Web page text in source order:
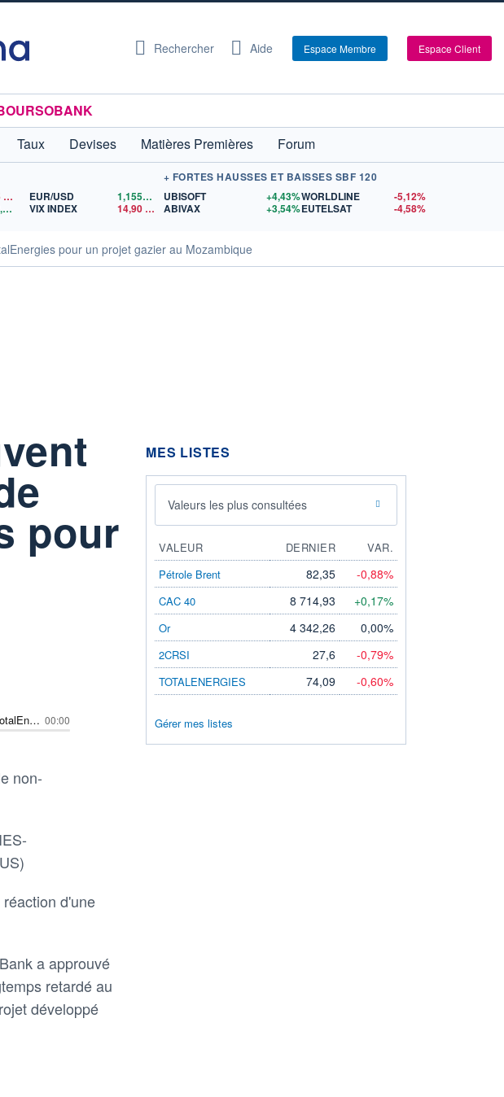
Rechercher Aide Espace Membre Espace Client
Taux Devises Matières Premières
Forum
$US
4 342,26 $US
EUR/USD 1,1559$US
VIX INDEX
14,90
+ FORTES HAUSSES ET BAISSES SBF 120
UBISOFT
+4,43%
ABIVAX
+3,54%
WORLDLINE
-5,12%
EUTELSAT
-4,58%
pour un projet gazier au Mozambique
pour
Les États-Unis approuvent un prêt de 5 milliards de dollars à TotalEnergies pour un projet gazier au Mozambique 00:00
non-
d'une
a approuvé
retardé au
développé
MES LISTES
Valeurs les plus consultées
VALEUR DERNIER
VAR.
Pétrole Brent
82,35 -0,88%
CAC 40 8 714,93 +0,17%
Or 4 342,26 0,00%
2CRSI 27,6 -0,79%
TOTALENERGIES 74,09 -0,60%
Gérer mes listes